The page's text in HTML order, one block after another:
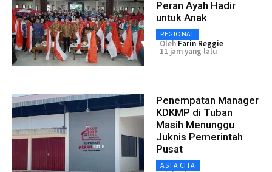
Peran Ayah Hadir
untuk Anak
REGIONAL
Oleh Farin Reggie
11 jam yang lalu
Penempatan Manager
KDKMP di Tuban
Masih Menunggu
Juknis Pemerintah
Pusat
ASTA CITA